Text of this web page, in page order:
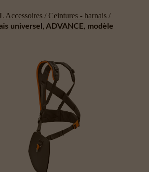
Accessoires / Ceintures - harnais /
universel, ADVANCE, modèle